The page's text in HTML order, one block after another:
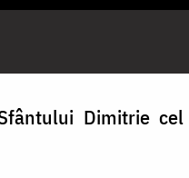
Dimitrie cel